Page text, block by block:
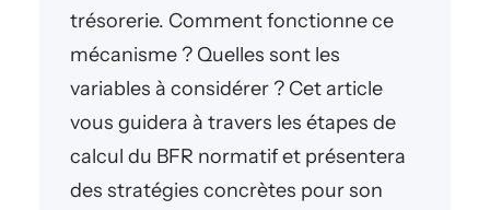
trésorerie. Comment fonctionne ce
mécanisme ? Quelles sont les
variables à considérer ? Cet article
vous guidera à travers les étapes de
calcul du BFR normatif et présentera
des stratégies concrètes pour son